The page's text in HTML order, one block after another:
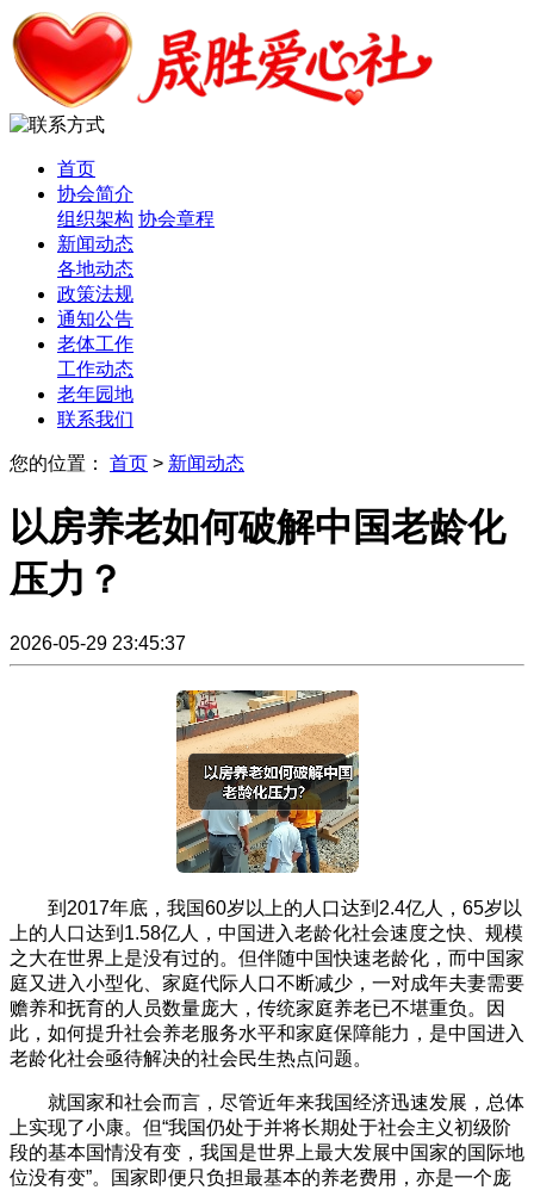
首页
协会简介
组织架构 协会章程
新闻动态
各地动态
政策法规
通知公告
老体工作
工作动态
老年园地
联系我们
您的位置： 首页 > 新闻动态
以房养老如何破解中国老龄化
压力？
2026-05-29 23:45:37
到2017年底，我国60岁以上的人口达到2.4亿人，65岁以
上的人口达到1.58亿人，中国进入老龄化社会速度之快、规模
之大在世界上是没有过的。但伴随中国快速老龄化，而中国家
庭又进入小型化、家庭代际人口不断减少，一对成年夫妻需要
赡养和抚育的人员数量庞大，传统家庭养老已不堪重负。因
此，如何提升社会养老服务水平和家庭保障能力，是中国进入
老龄化社会亟待解决的社会民生热点问题。
就国家和社会而言，尽管近年来我国经济迅速发展，总体
上实现了小康。但“我国仍处于并将长期处于社会主义初级阶
段的基本国情没有变，我国是世界上最大发展中国家的国际地
位没有变”。国家即便只负担最基本的养老费用，亦是一个庞